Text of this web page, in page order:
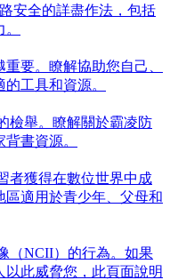
安全的詳盡作法，包括
要。瞭解協助您自己、
工具和資源。
檢舉。瞭解關於霸凌防
書資源。
者獲得在數位世界中成
適用於青少年、父母和
（NCII）的行為。如果
此威脅您，此頁面說明